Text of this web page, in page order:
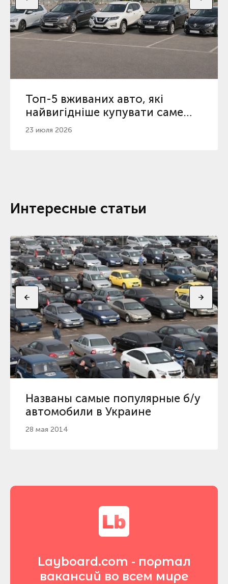
Топ-5 вживаних авто, які
найвигідніше купувати саме
зараз в Україні
23 июля 2026
Интересные статьи
Названы самые популярные б/у
автомобили в Украине
28 мая 2014
Layboard.com - портал
вакансий во всем мире